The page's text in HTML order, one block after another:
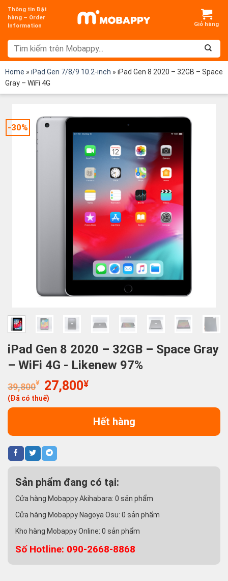
Chuyển
đến
dung
Thông tin Đặt
hàng – Order
Information
Home » iPad Gen 7/8/9 10.2-inch » iPad Gen 8 2020 – 32GB – Space
Gray – WiFi 4G
-30%
iPad Gen 8 2020 – 32GB – Space Gray
– WiFi 4G - Likenew 97%
39,800¥
Giá
gốc
là:
27,800¥Giá
tại
là:
27,800¥.
(Đã có thuế)
Hết hàng
Sản phẩm đang có tại:
Cửa hàng Mobappy Akihabara: 0 sản phẩm
Cửa hàng Mobappy Nagoya Osu: 0 sản phẩm
Kho hàng Mobappy Online: 0 sản phẩm
Số Hotline: 090-2668-8868